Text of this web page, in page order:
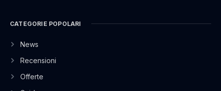
CATEGORIE POPOLARI
News
Recensioni
Offerte